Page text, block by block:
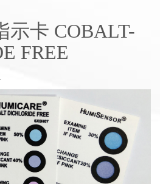
示卡 COBALT-
FREE